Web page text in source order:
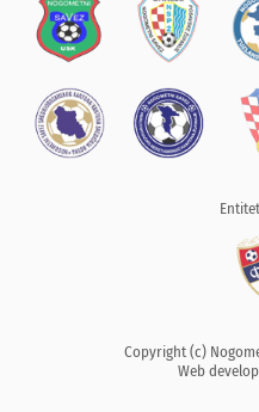
Copyright (c)
Web